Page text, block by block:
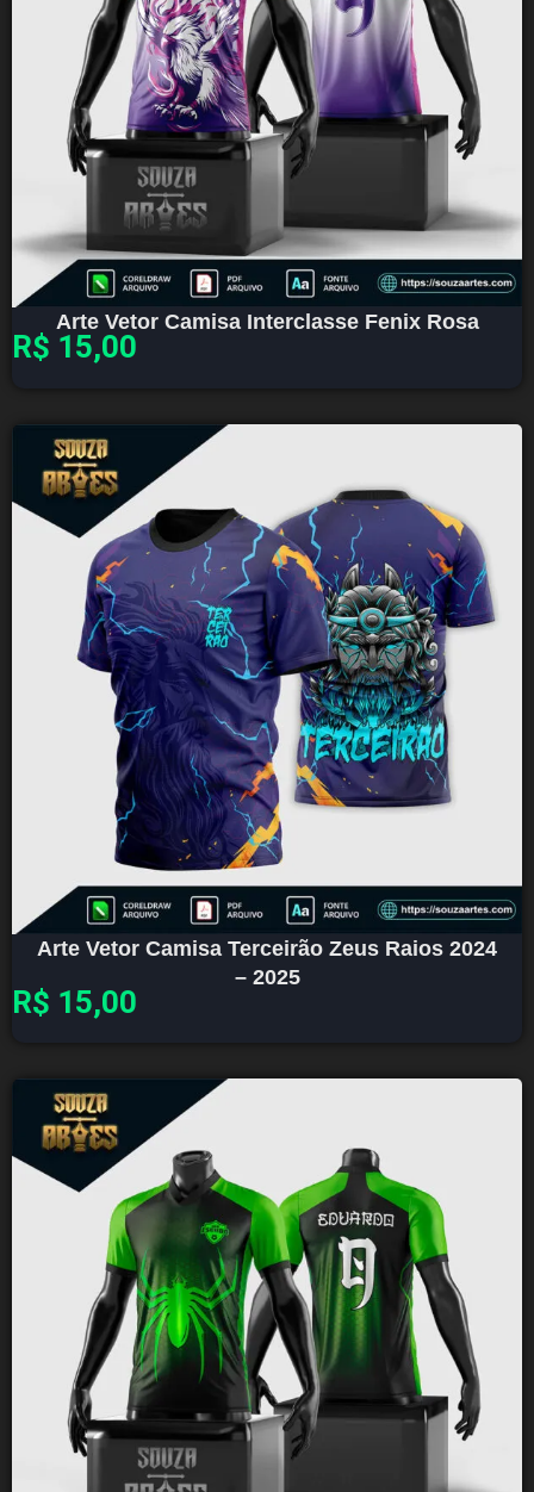
Arte Vetor Camisa Interclasse Fenix Rosa
R$ 15,00
Arte Vetor Camisa Terceirão Zeus Raios 2024
– 2025
R$ 15,00